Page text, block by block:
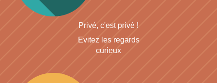
Privé, c'est privé !
Evitez les regards
curieux